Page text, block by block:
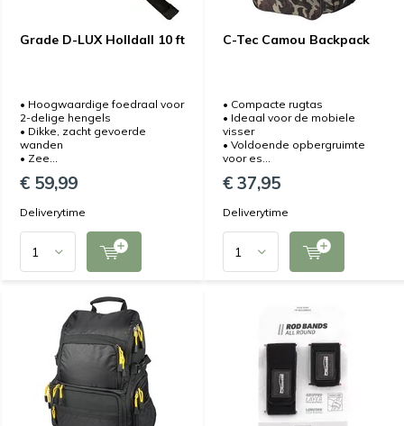
Grade D-LUX Holldall 10 ft
• Hoogwaardige foedraal voor
2-delige hengels
• Dikke, zacht gevoerde
wanden
• Zee...
€ 59,99
Deliverytime
C-Tec Camou Backpack
• Compacte rugtas
• Ideaal voor de mobiele
visser
• Voldoende opbergruimte
voor es...
€ 37,95
Deliverytime